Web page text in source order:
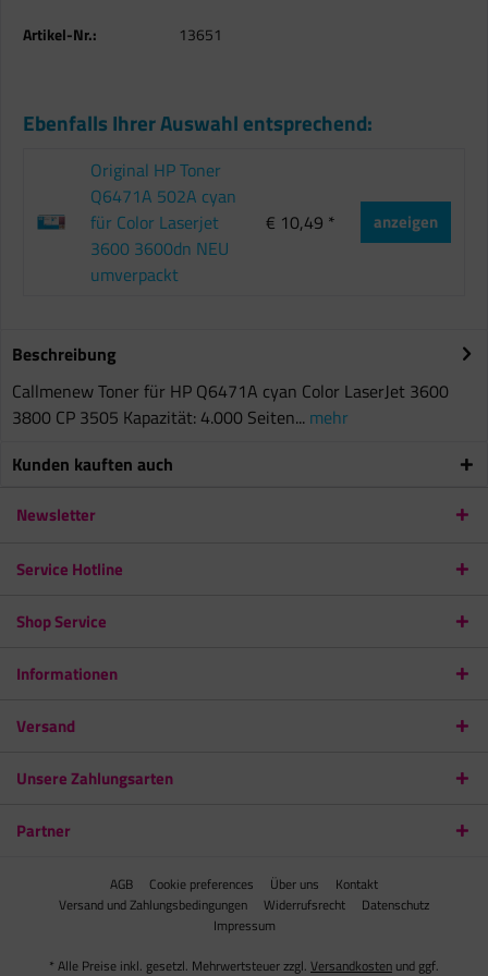
Artikel-Nr.: 13651
Ebenfalls Ihrer Auswahl entsprechend:
Original HP Toner
Q6471A 502A cyan
für Color Laserjet
3600 3600dn NEU
umverpackt
€ 10,49 * anzeigen
Beschreibung
Callmenew Toner für HP Q6471A cyan Color LaserJet 3600
3800 CP 3505 Kapazität: 4.000 Seiten... mehr
Kunden kauften auch
Newsletter
Service Hotline
Shop Service
Informationen
Versand
Unsere Zahlungsarten
Partner
AGB Cookie preferences Über uns
Kontakt
Versand und Zahlungsbedingungen
Widerrufsrecht
Datenschutz
Impressum
* Alle Preise inkl. gesetzl. Mehrwertsteuer zzgl. Versandkosten und ggf.